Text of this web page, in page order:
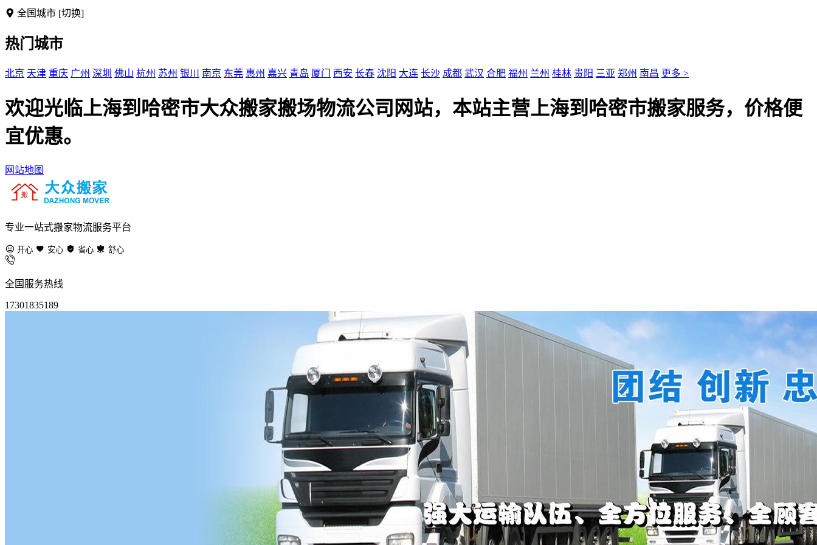
全国城市 [切换]
热门城市
北京 天津 重庆 广州 深圳 佛山 杭州 苏州 银川 南京 东莞 惠州 嘉兴 青岛 厦门 西安 长春 沈阳 大连 长沙 成都 武汉 合肥 福州 兰州 桂林 贵阳 三亚 郑州 南昌 更多 >
欢迎光临上海到哈密市大众搬家搬场物流公司网站，本站主营上海到哈密市搬家服务，价格便
宜优惠。
网站地图
专业一站式搬家物流服务平台
开心 安心 省心 舒心
全国服务热线
17301835189